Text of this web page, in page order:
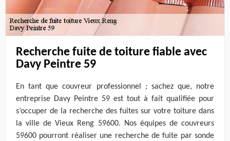
Recherche fuite de toiture fiable avec
Davy Peintre 59
En tant que couvreur professionnel ; sachez que, notre
entreprise Davy Peintre 59 est tout à fait qualifiée pour
s’occuper de la recherche des fuites sur votre toiture dans
la ville de Vieux Reng 59600. Nos équipes de couvreurs
59600 pourront réaliser une recherche de fuite par sonde